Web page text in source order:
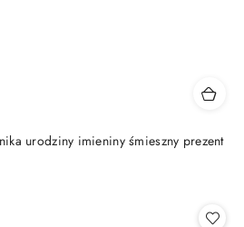
urodziny imieniny śmieszny prezent